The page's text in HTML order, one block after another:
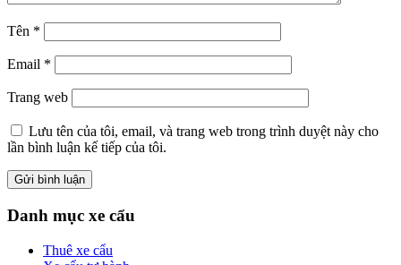
Tên *
Email *
Trang web
Lưu tên của tôi, email, và trang web trong trình duyệt này cho
lần bình luận kế tiếp của tôi.
Primary
Sidebar
Danh mục xe cẩu
Thuê xe cẩu